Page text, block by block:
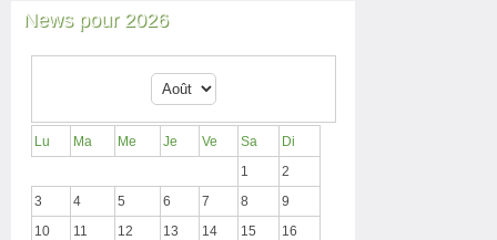
News pour 2026
Lu Ma Me Je Ve Sa
Di
1
2
3
4 5 6 7 8
9
10
11 12 13 14 15
16